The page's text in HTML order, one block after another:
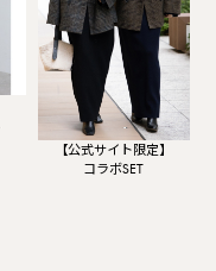
【公式サイト限定】
コラボSET